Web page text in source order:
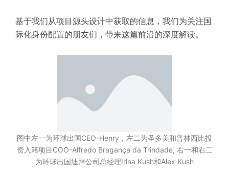
基于我们从项目源头设计中获取的信息，我们为关注国
际化身份配置的朋友们，带来这篇前沿的深度解读。
图中左一为环球出国CEO-Henry，左二为圣多美和普林西比投
资入籍项目COO-Alfredo Bragança da Trindade, 右一和右二
为环球出国迪拜公司总经理Irina Kush和Alex Kush